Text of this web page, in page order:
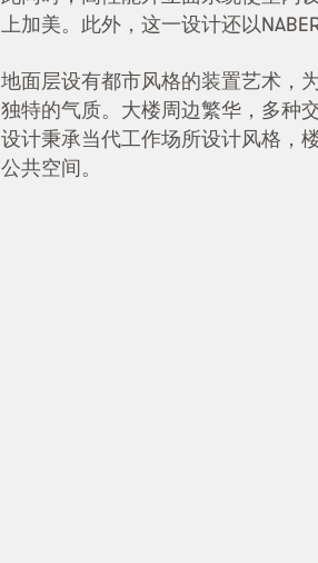
上加美。此外，这一设计还以
地面层设有都市风格的装置艺术，
独特的气质。大楼周边繁华，多种
设计秉承当代工作场所设计风格，
公共空间。